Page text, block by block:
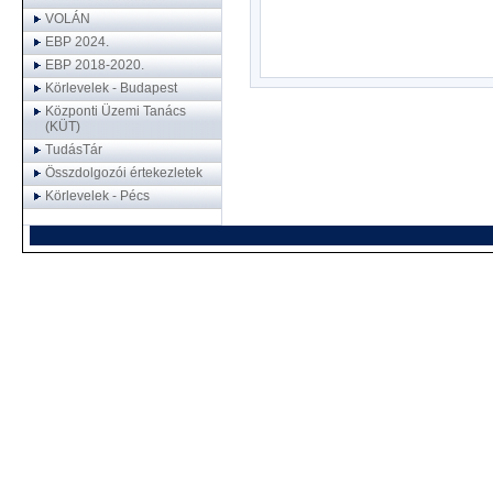
VOLÁN
EBP 2024.
EBP 2018-2020.
Körlevelek - Budapest
Központi Üzemi Tanács
(KÜT)
TudásTár
Összdolgozói értekezletek
Körlevelek - Pécs